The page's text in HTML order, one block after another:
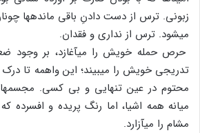
زبونی. ترس از دست دادنِ باقی مانده‏ها
می‏شود. ترس از نداری و فقدان.
حرص حمله خویش را می‏آغازد، بر
تدریجی خویش را می‏بیند؛ این واهمه تا
محتوم در عین تنهایی و بی کسی.
میانه همه اشیا، اما رنگ پریده و افسرده
مشام را می‏آزارد.